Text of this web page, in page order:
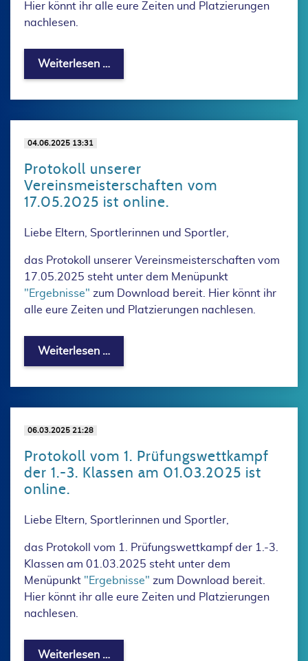
Hier könnt ihr alle eure Zeiten und Platzierungen
nachlesen.
Weiterlesen …
04.06.2025 13:31
Protokoll unserer
Vereinsmeisterschaften vom
17.05.2025 ist online.
Liebe Eltern, Sportlerinnen und Sportler,
das Protokoll unserer Vereinsmeisterschaften vom
17.05.2025 steht unter dem Menüpunkt
"Ergebnisse" zum Download bereit. Hier könnt ihr
alle eure Zeiten und Platzierungen nachlesen.
Weiterlesen …
06.03.2025 21:28
Protokoll vom 1. Prüfungswettkampf
der 1.-3. Klassen am 01.03.2025 ist
online.
Liebe Eltern, Sportlerinnen und Sportler,
das Protokoll vom 1. Prüfungswettkampf der 1.-3.
Klassen am 01.03.2025 steht unter dem
Menüpunkt "Ergebnisse" zum Download bereit.
Hier könnt ihr alle eure Zeiten und Platzierungen
nachlesen.
Weiterlesen …